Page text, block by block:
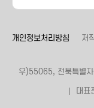
개인정보처리방침 저
우)55065, 전북특별
대